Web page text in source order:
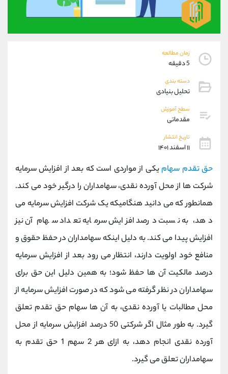
زمان مطالعه
5 دقیقه
دسته بندی
تحلیل بنیادی
سطح آموزش
مقدماتی
تاریخ انتشار
۱۱ اسفند ۱۴۰۱
حق تقدم سهام یکی از مواردی است که بعد از افزایش سرمایه
شرکت ها از محل آورده نقدی، سهامداران را درگیر خود می کند.
همانطور که می دانید هنگامیکه یک شرکت افزایش سرمایه می
دهد، به نسبت درصد افزایش سرمایه تعداد سهام آن نیز
افزایش پیدا می کند. به دلیل اینکه سهامداران در حفظ حقوق و
منافع خود اولویت دارند، انتظار می رود بعد از افزایش سرمایه
درصد مالکیت آن ها حفظ شود؛ به همین دلیل این حق برای
سهامداران در نظر گرفته می شود که در صورت افزایش سرمایه از
محل مطالبات یا آورده نقدی، به آن ها سهام حق تقدم تعلق
گیرد. به طور مثال اگر شرکتی 50 درصد افزایش سرمایه از محل
آورده نقدی انجام دهد، به ازای هر 2 سهم 1 حق تقدم به
سهامداران تعلق می گیرد.
09101364784
واتساپ شروع گفتگو
تلگرام
پشتیبان فروش
موبایل
اطلاعات تماس
تلفن 021-22021030
021-22021040
بدون پیش شماره
اینستاگرام @alireza.mehrabii
کانال تلگرام @alirezamehrabi_com
@alirezamehrabi_official